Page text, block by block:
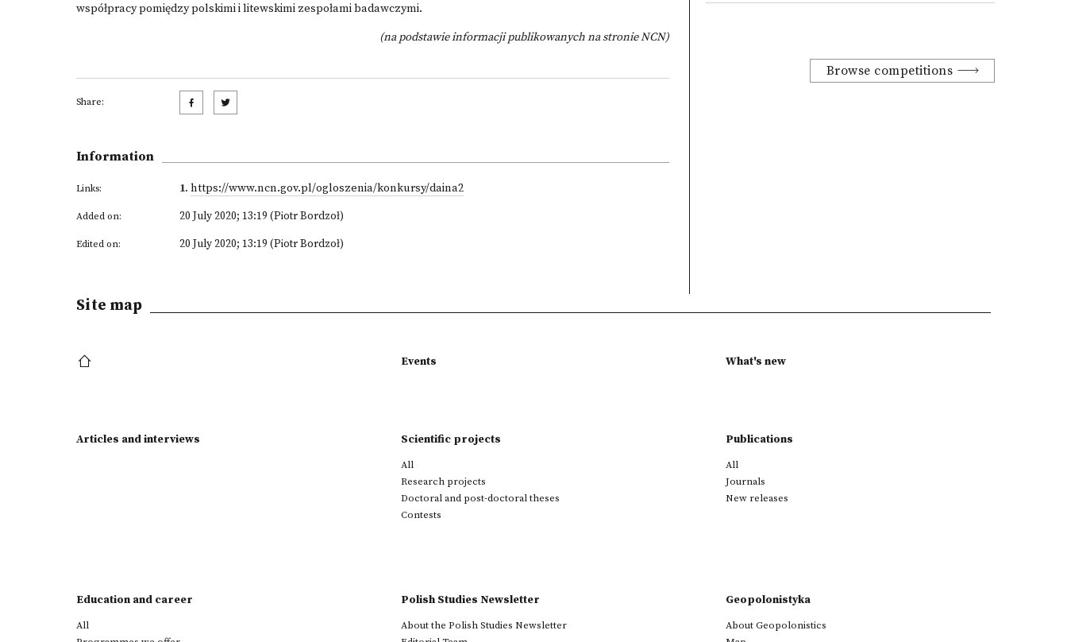
współpracy pomiędzy polskimi i litewskimi zespołami badawczymi.
(na podstawie informacji publikowanych na stronie NCN)
Share:
Information
Links: 1. https://www.ncn.gov.pl/ogloszenia/konkursy/daina2
Added on: 20 July 2020; 13:19 (Piotr Bordzoł)
Edited on: 20 July 2020; 13:19 (Piotr Bordzoł)
Browse competitions
Site map
Events What's new
Articles and interviews Scientific projects
All
Research projects
Doctoral and post-doctoral theses
Contests
Publications
All
Journals
New releases
Education and career
All
Polish Studies Newsletter
About the Polish Studies Newsletter
Geopolonistyka
About Geopolonistics